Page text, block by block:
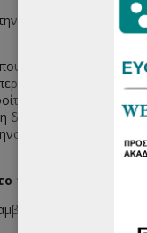
δυνατότητα
για την
ένα
δεν μπορεί να
μερικής
η Μεταπτυχιακή
πολύ σε τριάντα
13 εβδομάδες